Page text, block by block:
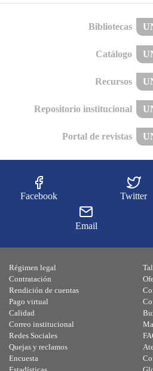
Bibliotecas
Catálogo
Recursos
Repositorio institucional
Portal de revistas
Facebook Twitter
Email
Régimen legal
Contratación
Rendición de cuentas
Pago virtual
Calidad
Correo institucional
Redes Sociales
Quejas y reclamos
Encuesta